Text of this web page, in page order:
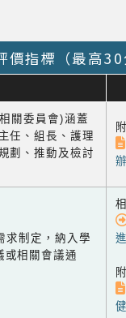
價指標（最高30
關委員會)涵蓋
任、組長、護理
劃、推動及檢討
求制定，納入學
或相關會議通